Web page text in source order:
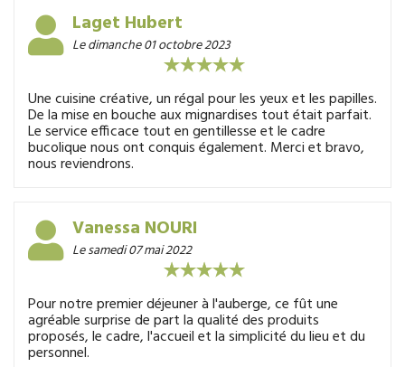
👍un repas unique festif de qualité
Amuse bouche
Foie gras certainement maison
Bouchon lotte dans son nid de chou sur petits légumes
parfumés lardons
Chapon sur tartine et légumes de saison
carrés
Ça vous donne envie ? Soyez sûrs que la qualité rivalisait
la présentation dans l’assiette critiques objectives
assurées
A cela, service précis, changement de couverts à chaque
mets …. J’adore !
Laget Hubert
Le dimanche 01 octobre 2023
Une cuisine créative, un régal pour les yeux et les papilles.
De la mise en bouche aux mignardises tout était parfait.
Le service efficace tout en gentillesse et le cadre
bucolique nous ont conquis également. Merci et bravo,
nous reviendrons.
Vanessa NOURI
Le samedi 07 mai 2022
Pour notre premier déjeuner à l'auberge, ce fût une
agréable surprise de part la qualité des produits
proposés, le cadre, l'accueil et la simplicité du lieu et du
personnel.